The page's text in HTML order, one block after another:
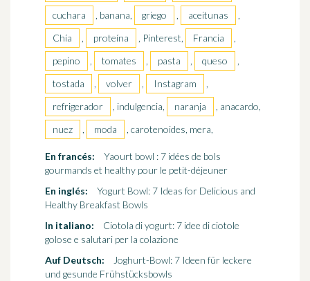
cuchara
, banana, griego , aceitunas
,
Chía
, proteína , Pinterest, Francia
,
pepino
, tomates , pasta , queso
,
tostada
, volver , Instagram
,
refrigerador
, indulgencia, naranja
, anacardo,
nuez
, moda , carotenoides, mera,
En francés:
Yaourt bowl : 7 idées de bols
gourmands et healthy pour le petit-déjeuner
En inglés:
Yogurt Bowl: 7 Ideas for Delicious and
Healthy Breakfast Bowls
In italiano:
Ciotola di yogurt: 7 idee di ciotole
golose e salutari per la colazione
Auf Deutsch:
Joghurt-Bowl: 7 Ideen für leckere
und gesunde Frühstücksbowls